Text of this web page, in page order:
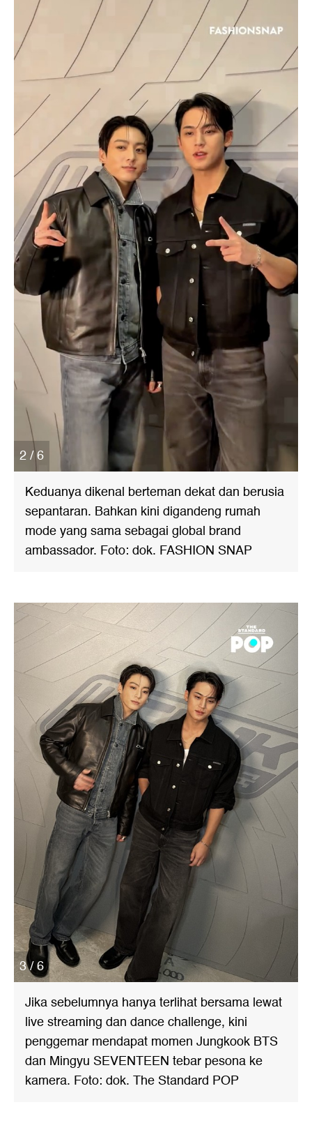
2 / 6
Keduanya dikenal berteman dekat dan berusia
sepantaran. Bahkan kini digandeng rumah
mode yang sama sebagai global brand
ambassador. Foto: dok. FASHION SNAP
3 / 6
Jika sebelumnya hanya terlihat bersama lewat
live streaming dan dance challenge, kini
penggemar mendapat momen Jungkook BTS
dan Mingyu SEVENTEEN tebar pesona ke
kamera. Foto: dok. The Standard POP